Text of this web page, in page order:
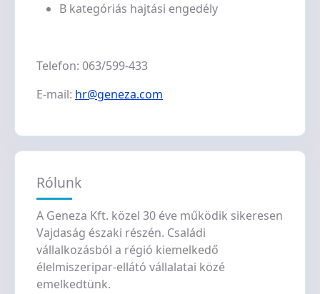
B kategóriás hajtási engedély
Telefon: 063/599-433
E-mail: hr@geneza.com
Rólunk
A Geneza Kft. közel 30 éve működik sikeresen
Vajdaság északi részén. Családi
vállalkozásból a régió kiemelkedő
élelmiszeripar-ellátó vállalatai közé
emelkedtünk.